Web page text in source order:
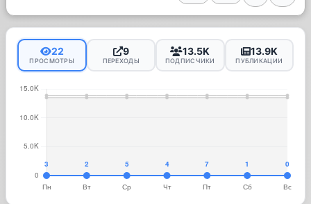
22
ПРОСМОТРЫ
9
ПЕРЕХОДЫ
13.5K
ПОДПИСЧИКИ
13.9K
ПУБЛИКАЦИИ